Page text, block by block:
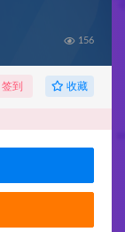
156
签到 收藏